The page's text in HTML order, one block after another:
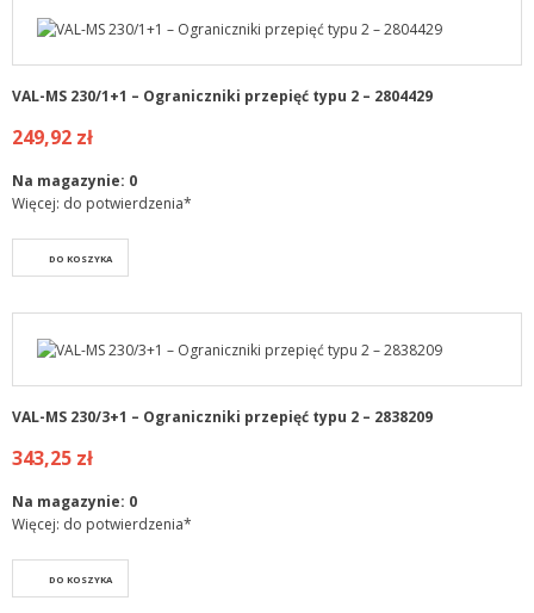
VAL-MS 230/1+1 – Ograniczniki przepięć typu 2 – 2804429
249,92 zł
Na magazynie: 0
Więcej: do potwierdzenia*
DO KOSZYKA
VAL-MS 230/3+1 – Ograniczniki przepięć typu 2 – 2838209
343,25 zł
Na magazynie: 0
Więcej: do potwierdzenia*
DO KOSZYKA